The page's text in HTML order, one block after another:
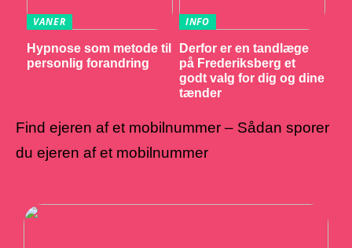
VANER
Hypnose som metode til
personlig forandring
INFO
Derfor er en tandlæge
på Frederiksberg et
godt valg for dig og dine
tænder
Find ejeren af et mobilnummer – Sådan sporer
du ejeren af et mobilnummer